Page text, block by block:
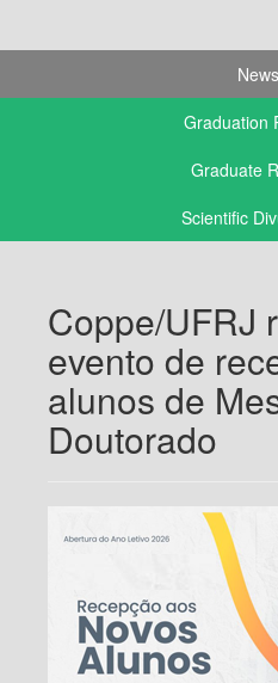
News
Graduation
Graduate
Scientific
Coppe/UFRJ
evento de
alunos de
Doutorado